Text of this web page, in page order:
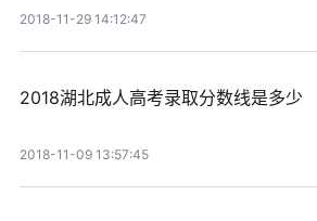
2018-11-29 14:12:47
2018湖北成人高考录取分数线是多少
2018-11-09 13:57:45